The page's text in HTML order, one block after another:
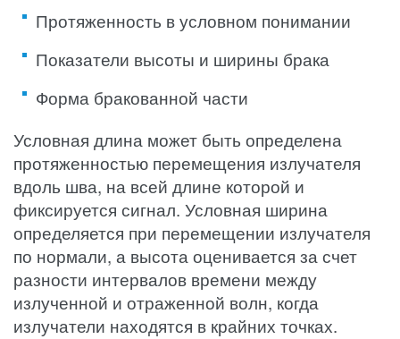
Протяженность в условном понимании
Показатели высоты и ширины брака
Форма бракованной части
Условная длина может быть определена
протяженностью перемещения излучателя
вдоль шва, на всей длине которой и
фиксируется сигнал. Условная ширина
определяется при перемещении излучателя
по нормали, а высота оценивается за счет
разности интервалов времени между
излученной и отраженной волн, когда
излучатели находятся в крайних точках.